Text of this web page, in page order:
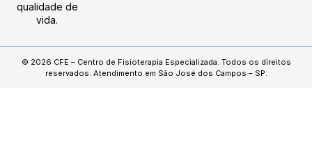
qualidade de
vida.
© 2026 CFE – Centro de Fisioterapia Especializada. Todos os direitos
reservados. Atendimento em São José dos Campos – SP.